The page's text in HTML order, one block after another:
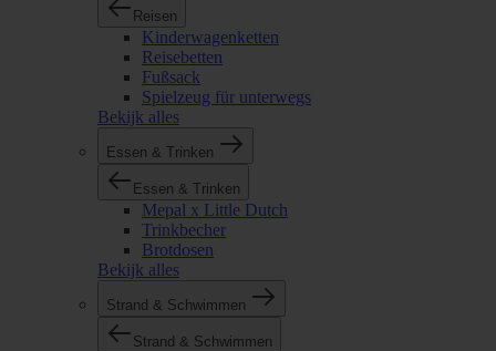
Reisen
Kinderwagenketten
Reisebetten
Fußsack
Spielzeug für unterwegs
Bekijk alles
Essen & Trinken
Essen & Trinken
Mepal x Little Dutch
Trinkbecher
Brotdosen
Bekijk alles
Strand & Schwimmen
Strand & Schwimmen